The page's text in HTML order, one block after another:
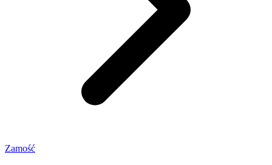
Zamość